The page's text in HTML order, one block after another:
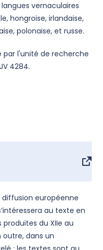
vernaculaires
hongroise, irlandaise,
polonaise, et russe.
par l'unité de recherche
4284.
diffusion européenne
au texte en
produites du XIIe au
outre, dans un